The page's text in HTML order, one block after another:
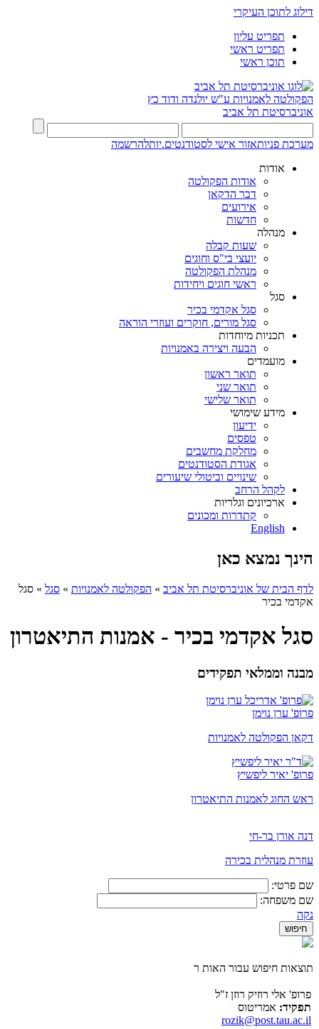
דילוג לתוכן העיקרי
תפריט עליון
תפריט ראשי
תוכן ראשי
הפקולטה לאמנויות ע"ש יולנדה ודוד כץ
אוניברסיטת תל אביב
מערכת פניותאזור אישי לסטודנטים.יותלהרשמה
אודות
אודות הפקולטה
דבר הדקאן
אירועים
חדשות
מנהלה
שעות קבלה
יועצי בי"ס וחוגים
מנהלת הפקולטה
ראשי חוגים ויחידות
סגל
סגל אקדמי בכיר
סגל מורים, חוקרים ועוזרי הוראה
תכניות מיוחדות
הבעה ויצירה באמנויות
מועמדים
תואר ראשון
תואר שני
תואר שלישי
מידע שימושי
ידיעון
טפסים
מחלקת מחשבים
אגודת הסטודנטים
שינויים וביטולי שיעורים
לקהל הרחב
ארכיונים וגלריות
קתדרות ומכונים
English
הינך נמצא כאן
לדף הבית של אוניברסיטת תל אביב » הפקולטה לאמנויות » סגל » סגל
אקדמי בכיר
סגל אקדמי בכיר - אמנות התיאטרון
מבנה וממלאי תפקידים
פרופ' ערן נוימן
דקאן הפקולטה לאמנויות
פרופ' יאיר ליפשיץ
ראש החוג לאמנות התיאטרון
דנה אורן בר-חי
עוזרת מנהלית בכירה
שם פרטי:
שם משפחה:
נקה
תוצאות חיפוש עבור האות ר
פרופ' אלי רוזיק רוזן ז"ל
תפקיד: אמריטוס
rozik@post.tau.ac.il